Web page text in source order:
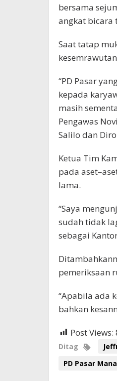
bersama
angkat bicara
Saat tatap
“PD Pasar
kepada
masih
Pengawas
Salilo dan
Ketua Tim
pada
lama.
“Saya
sudah tidak
sebagai
pemeriksaan
“Apabila ada
bahkan
Post Views:
Ditag
PD Pasar